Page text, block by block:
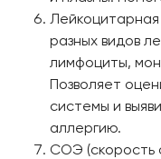
разных видов
лимфоциты,
Позволяет
системы и
аллергию.
СОЭ (скорость